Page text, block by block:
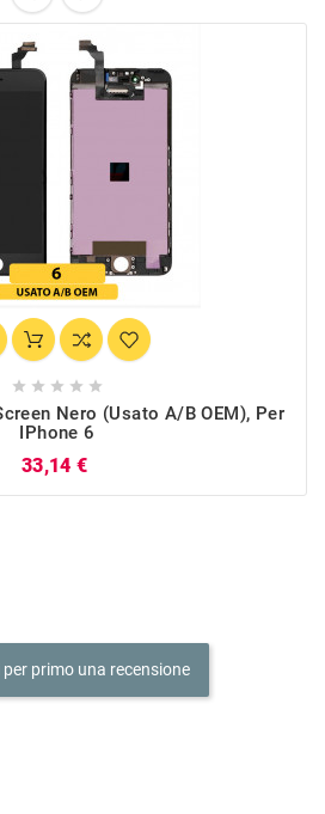
    
Nero (Usato A/B OEM), Per
IPhone 6
33,14 €
per primo una recensione